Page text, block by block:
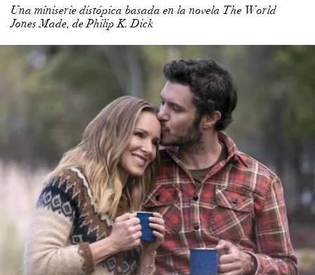
Una miniserie distópica basada en la novela The World
Jones Made, de Philip K. Dick